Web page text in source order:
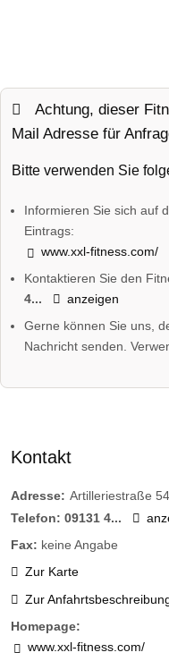
Achtung, dieser
Mail Adresse für
Bitte verwenden Sie
Informieren Sie sich auf
Eintrags:
www.xxl-fitness.com/
Kontaktieren Sie den
4...
anzeigen
Gerne können Sie uns,
Nachricht senden.
Kontakt
Adresse: Artilleriestraße
Telefon: 09131 4...
Fax: keine Angabe
Zur Karte
Zur
Homepage:
www.xxl-fitness.com/